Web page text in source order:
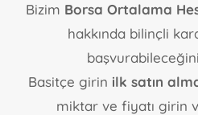
Bizim Borsa Ortalama
hakkında bilinçli
Basitçe girin ilk satın
miktar ve fiyatı girin